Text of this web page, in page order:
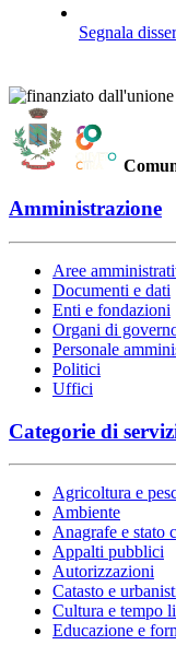
Segnala
Amministrazione
Aree
Documenti e dati
Enti e fondazioni
Organi di
Personale
Politici
Uffici
Categorie di
Agricoltura e
Ambiente
Anagrafe e stato
Appalti pubblici
Autorizzazioni
Catasto e
Cultura e tempo
Educazione e